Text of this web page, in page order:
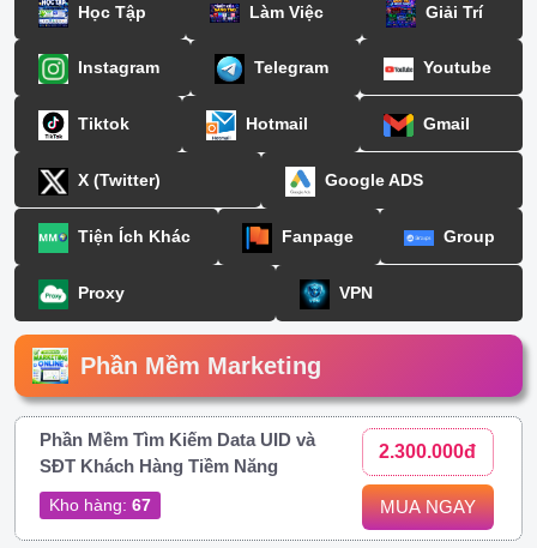
Học Tập Làm Việc Giải Trí
Instagram Telegram Youtube
Tiktok Hotmail Gmail
X (Twitter) Google ADS
Tiện Ích Khác Fanpage Group
Proxy VPN
Phần Mềm Marketing
Phần Mềm Tìm Kiếm Data UID và
SĐT Khách Hàng Tiềm Năng
Kho hàng: 67
2.300.000đ
MUA NGAY